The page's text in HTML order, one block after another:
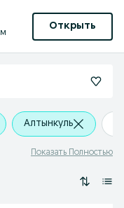
Открыть
Алтынкуль
Показать Полностью